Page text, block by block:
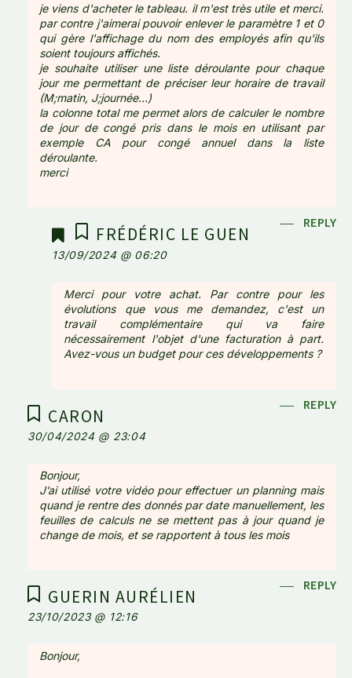
je viens d'acheter le tableau. il m'est très utile et merci.
par contre j'aimerai pouvoir enlever le paramètre 1 et 0
qui gère l'affichage du nom des employés afin qu'ils
soient toujours affichés.
je souhaite utiliser une liste déroulante pour chaque
jour me permettant de préciser leur horaire de travail
(M;matin, J;journée...)
la colonne total me permet alors de calculer le nombre
de jour de congé pris dans le mois en utilisant par
exemple CA pour congé annuel dans la liste
déroulante.
merci
FRÉDÉRIC LE GUEN
13/09/2024 @ 06:20
Merci pour votre achat. Par contre pour les
évolutions que vous me demandez, c'est un
travail complémentaire qui va faire
nécessairement l'objet d'une facturation à part.
Avez-vous un budget pour ces développements ?
REPLY
CARON
30/04/2024 @ 23:04
Bonjour,
J’ai utilisé votre vidéo pour effectuer un planning mais
quand je rentre des donnés par date manuellement, les
feuilles de calculs ne se mettent pas à jour quand je
change de mois, et se rapportent à tous les mois
REPLY
GUERIN AURÉLIEN
23/10/2023 @ 12:16
Bonjour,
REPLY